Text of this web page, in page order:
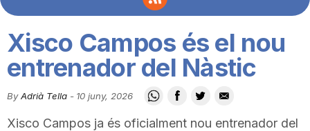
C
Xisco Campos és el nou
entrenador del Nàstic
By Adrià Tella - 10 juny, 2026
Xisco Campos ja és oficialment nou entrenador del